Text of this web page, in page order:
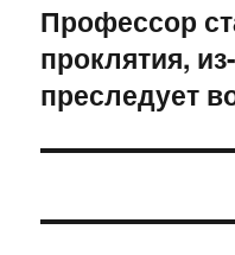
Следующая
запись:
Профессор
проклятия,
преследует